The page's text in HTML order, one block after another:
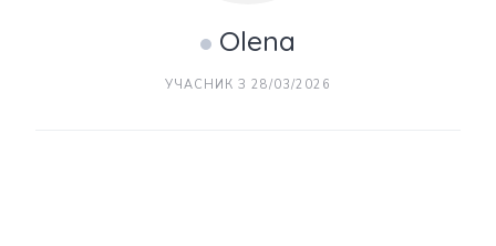
Olena
УЧАСНИК З 28/03/2026